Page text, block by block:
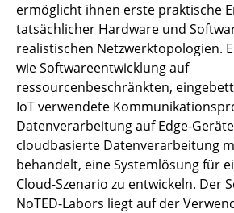
Grundlagen der
Praktikum
Systeme /
Ingenieure
Praktikum Entwurf von IoT
Systemen (NoTE Lab)
Entwurf von IoT Netzwerken
(NoTE Lab II)
ermöglicht ihnen erste praktische
tatsächlicher Hardware und
realistischen Netzwerktopologien.
wie Softwareentwicklung auf
ressourcenbeschränkten,
IoT verwendete
Datenverarbeitung auf Edge-
cloudbasierte Datenverarbeitung
behandelt, eine Systemlösung für
Cloud-Szenario zu entwickeln. Der
NoTED-Labors liegt auf der